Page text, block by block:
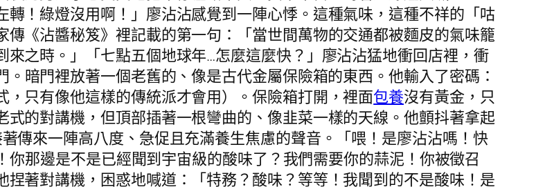
轉！綠燈沒用啊！」廖沾沾感覺到一陣心悸。這種氣味，這種不祥的「咕
《沾醬秘笈》裡記載的第一句：「當世間萬物的交通都被麵皮的氣味籠
之時。」「七點五個地球年…怎麼這麼快？」廖沾沾猛地衝回店裡，衝
。暗門裡放著一個老舊的、像是古代金屬保險箱的東西。他輸入了密碼：
，只有像他這樣的傳統派才會用）。保險箱打開，裡面包養沒有黃金，只
的對講機，但頂部插著一根彎曲的、像韭菜一樣的天線。他顫抖著拿起
傳來一陣高八度、急促且充滿養生焦慮的聲音。「喂！是廖沾沾嗎！快
那邊是不是已經聞到宇宙級的酸味了？我們需要你的蒜泥！你被徵召
著對講機，困惑地喊道：「特務？酸味？等等！我聞到的不是酸味！是